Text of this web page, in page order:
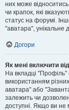
них може відноситись
чи крапок, які
статус на форумі.
"аватара", унікальне
Догори
Як мені включити
На вкладці
використанням
аватара" або
залежить чи
доступні. Якщо ви не